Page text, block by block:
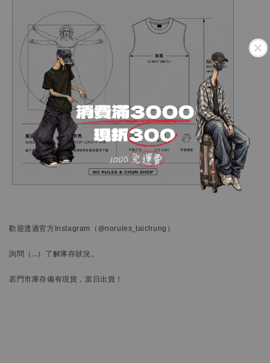
歡迎透過官方Instagram （@norules_taichung）
詢問 （…） 了解庫存狀況。
若門市庫存備有現貨，當日出貨！